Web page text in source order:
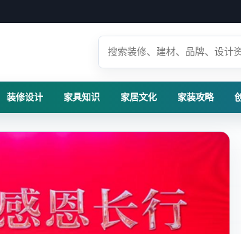
装修设计 家具知识 家居文化 家装攻略